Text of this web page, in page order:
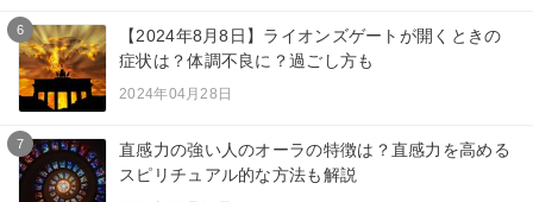
6
【2024年8月8日】ライオンズゲートが開くときの
症状は？体調不良に？過ごし方も
2024年04月28日
7
直感力の強い人のオーラの特徴は？直感力を高める
スピリチュアル的な方法も解説